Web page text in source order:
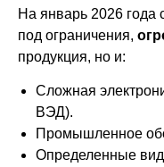
На январь 2026 года
под ограничения,
продукция, но и:
Сложная
ВЭД).
Промышленное
Определенные